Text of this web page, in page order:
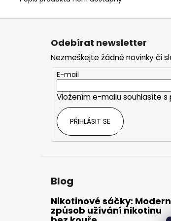
Z
Odebírat newsletter
Nezmeškejte žádné novinky či
E-mail
Vložením e-mailu souhlasíte s
PŘIHLÁSIT SE
Blog
Nikotinové sáčky:
způsob užívání nikotinu